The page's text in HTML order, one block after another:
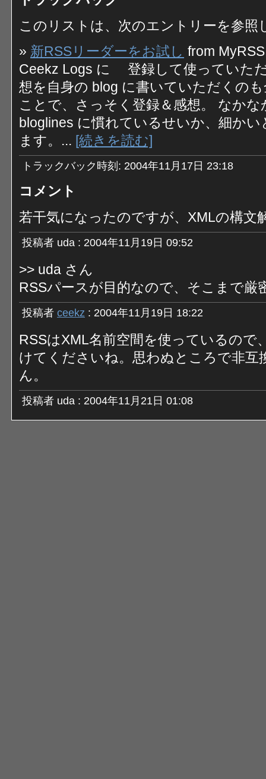
このリストは、次のエントリーを参
» 新RSSリーダーをお試し from
Ceekz Logs に 登録して使っていた
想を自身の blog に書いていただくの
ことで、さっそく登録＆感想。 なか
bloglines に慣れているせいか、細か
ます。... [続きを読む]
トラックバック時刻: 2004年11月17日 23:18
コメント
若干気になったのですが、XMLの構文
投稿者 uda : 2004年11月19日 09:52
>> uda さん
RSSパースが目的なので、そこまで厳
投稿者 ceekz : 2004年11月19日 18:22
RSSはXML名前空間を使っているので
けてくださいね。思わぬところで非
ん。
投稿者 uda : 2004年11月21日 01:08